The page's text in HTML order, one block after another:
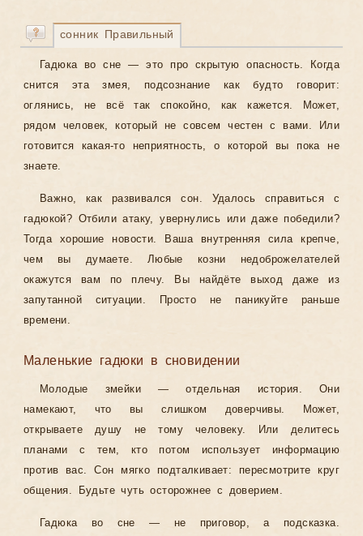
сонник Правильный
Гадюка во сне — это про скрытую опасность. Когда
снится эта змея, подсознание как будто говорит:
оглянись, не всё так спокойно, как кажется. Может,
рядом человек, который не совсем честен с вами. Или
готовится какая-то неприятность, о которой вы пока не
знаете.
Важно, как развивался сон. Удалось справиться с
гадюкой? Отбили атаку, увернулись или даже победили?
Тогда хорошие новости. Ваша внутренняя сила крепче,
чем вы думаете. Любые козни недоброжелателей
окажутся вам по плечу. Вы найдёте выход даже из
запутанной ситуации. Просто не паникуйте раньше
времени.
Маленькие гадюки в сновидении
Молодые змейки — отдельная история. Они
намекают, что вы слишком доверчивы. Может,
открываете душу не тому человеку. Или делитесь
планами с тем, кто потом использует информацию
против вас. Сон мягко подталкивает: пересмотрите круг
общения. Будьте чуть осторожнее с доверием.
Гадюка во сне — не приговор, а подсказка.